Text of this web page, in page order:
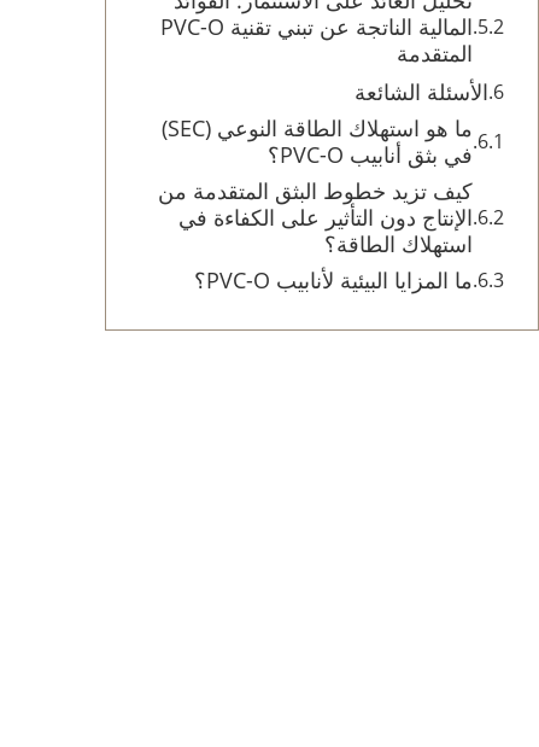
المالية الناتجة عن تبني تقنية PVC-O
المتقدمة
الأسئلة الشائعة
ما هو استهلاك الطاقة النوعي (SEC)
في بثق أنابيب PVC-O؟
كيف تزيد خطوط البثق المتقدمة من
الإنتاج دون التأثير على الكفاءة في
استهلاك الطاقة؟
ما المزايا البيئية لأنابيب PVC-O؟